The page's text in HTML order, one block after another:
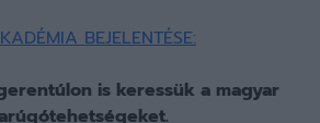
BEJELENTÉSE:
is keressük a magyar